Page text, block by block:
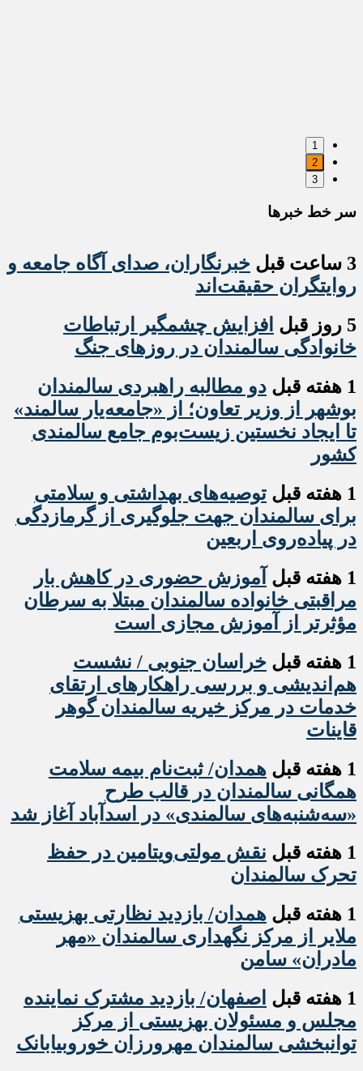
1
2
3
سر خط خبرها
3 ساعت قبل
خبرنگاران، صدای آگاه جامعه و
روایتگران حقیقت‌اند
5 روز قبل
افزایش چشمگیر ارتباطات
خانوادگی سالمندان در روزهای جنگ
1 هفته قبل
دو مطالبه راهبردی سالمندان
بوشهر از وزیر تعاون؛ از «جامعه‌یار سالمند»
تا ایجاد نخستین زیست‌بوم جامع سالمندی
کشور
1 هفته قبل
️توصیه‌های بهداشتی و سلامتی
برای سالمندان جهت جلوگیری از گرمازدگی
در پیاده‌روی اربعین
1 هفته قبل
آموزش حضوری در کاهش بار
مراقبتی خانواده سالمندان مبتلا به سرطان
مؤثرتر از آموزش مجازی است
1 هفته قبل
خراسان جنوبی / نشست
هم‌اندیشی و بررسی راهکارهای ارتقای
خدمات در مرکز خیریه سالمندان گوهر
قاینات
1 هفته قبل
همدان/ ثبت‌نام بیمه سلامت
همگانی سالمندان در قالب طرح
«سه‌شنبه‌های سالمندی» در اسدآباد آغاز شد
1 هفته قبل
نقش مولتی‌ویتامین در حفظ
تحرک سالمندان
1 هفته قبل
همدان/ بازدید نظارتی بهزیستی
ملایر از مرکز نگهداری سالمندان «مهر
مادران» سامن
1 هفته قبل
اصفهان/ بازدید مشترک نماینده
مجلس و مسئولان بهزیستی از مرکز
توانبخشی سالمندان مهرورزان خوروبیابانک